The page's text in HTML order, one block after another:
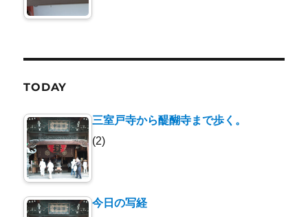
TODAY
三室戸寺から醍醐寺まで歩く。
(2)
今日の写経